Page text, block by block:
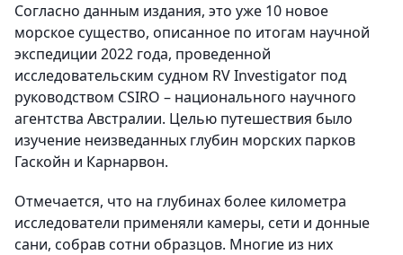
Согласно данным издания, это уже 10 новое
морское существо, описанное по итогам научной
экспедиции 2022 года, проведенной
исследовательским судном RV Investigator под
руководством CSIRO – национального научного
агентства Австралии. Целью путешествия было
изучение неизведанных глубин морских парков
Гаскойн и Карнарвон.
Отмечается, что на глубинах более километра
исследователи применяли камеры, сети и донные
сани, собрав сотни образцов. Многие из них